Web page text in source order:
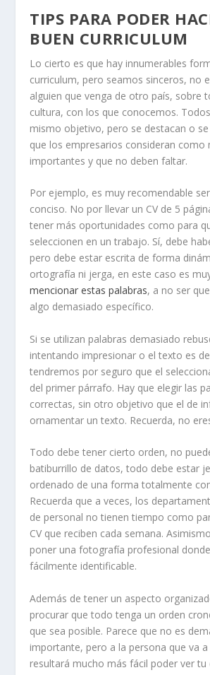
TIPS PARA PODER
BUEN CURRICULUM
Lo cierto es que hay innumerables
curriculum, pero seamos sinceros, no
alguien que venga de otro país, sobre
cultura, con los que conocemos.
mismo objetivo, pero se destacan o
que los empresarios consideran como
importantes y que no deben faltar.
Por ejemplo, es muy recomendable
conciso. No por llevar un CV de 5
tener más oportunidades como para
seleccionen en un trabajo. Sí, debe
pero debe estar escrita de forma
ortografía ni jerga, en este caso es
mencionar estas palabras, a no ser
algo demasiado específico.
Si se utilizan palabras demasiado
intentando impresionar o el texto es
tendremos por seguro que el
del primer párrafo. Hay que elegir las
correctas, sin otro objetivo que el de
ornamentar un texto. Recuerda, no
Todo debe tener cierto orden, no
batiburrillo de datos, todo debe estar
ordenado de una forma totalmente
Recuerda que a veces, los
de personal no tienen tiempo como
CV que reciben cada semana.
poner una fotografía profesional
fácilmente identificable.
Además de tener un aspecto
procurar que todo tenga un orden
que sea posible. Parece que no es
importante, pero a la persona que va a
resultará mucho más fácil poder ver tu